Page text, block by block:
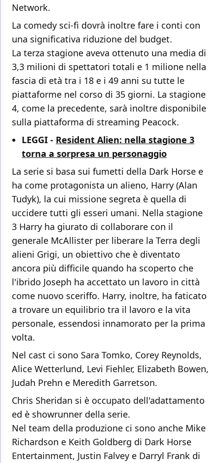
Network.
La comedy sci-fi dovrà inoltre fare i conti con
una significativa riduzione del budget.
La terza stagione aveva ottenuto una media di
3,3 milioni di spettatori totali e 1 milione nella
fascia di età tra i 18 e i 49 anni su tutte le
piattaforme nel corso di 35 giorni. La stagione
4, come la precedente, sarà inoltre disponibile
sulla piattaforma di streaming Peacock.
LEGGI - Resident Alien: nella stagione 3
torna a sorpresa un personaggio
La serie si basa sui fumetti della Dark Horse e
ha come protagonista un alieno, Harry (Alan
Tudyk), la cui missione segreta è quella di
uccidere tutti gli esseri umani. Nella stagione
3 Harry ha giurato di collaborare con il
generale McAllister per liberare la Terra degli
alieni Grigi, un obiettivo che è diventato
ancora più difficile quando ha scoperto che
l'ibrido Joseph ha accettato un lavoro in città
come nuovo sceriffo. Harry, inoltre, ha faticato
a trovare un equilibrio tra il lavoro e la vita
personale, essendosi innamorato per la prima
volta.
Nel cast ci sono Sara Tomko, Corey Reynolds,
Alice Wetterlund, Levi Fiehler, Elizabeth Bowen,
Judah Prehn e Meredith Garretson.
Chris Sheridan si è occupato dell'adattamento
ed è showrunner della serie.
Nel team della produzione ci sono anche Mike
Richardson e Keith Goldberg di Dark Horse
Entertainment, Justin Falvey e Darryl Frank di